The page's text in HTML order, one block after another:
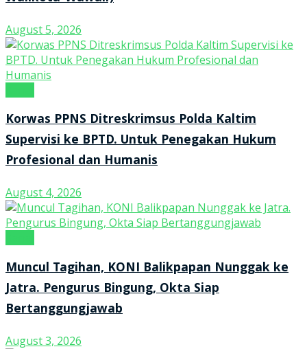
August 5, 2026
Korwas PPNS Ditreskrimsus Polda Kaltim
Supervisi ke BPTD. Untuk Penegakan Hukum
Profesional dan Humanis
August 4, 2026
Muncul Tagihan, KONI Balikpapan Nunggak ke
Jatra. Pengurus Bingung, Okta Siap
Bertanggungjawab
August 3, 2026